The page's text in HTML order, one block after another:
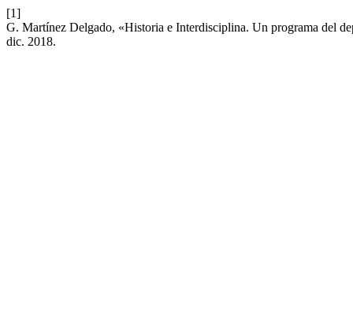
[1]
G. Martínez Delgado, «Historia e Interdisciplina. Un programa del
dic. 2018.